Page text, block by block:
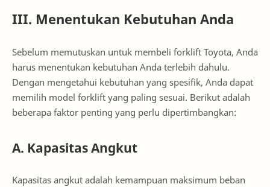
III. Menentukan Kebutuhan Anda
Sebelum memutuskan untuk membeli forklift Toyota, Anda
harus menentukan kebutuhan Anda terlebih dahulu.
Dengan mengetahui kebutuhan yang spesifik, Anda dapat
memilih model forklift yang paling sesuai. Berikut adalah
beberapa faktor penting yang perlu dipertimbangkan:
A. Kapasitas Angkut
Kapasitas angkut adalah kemampuan maksimum beban